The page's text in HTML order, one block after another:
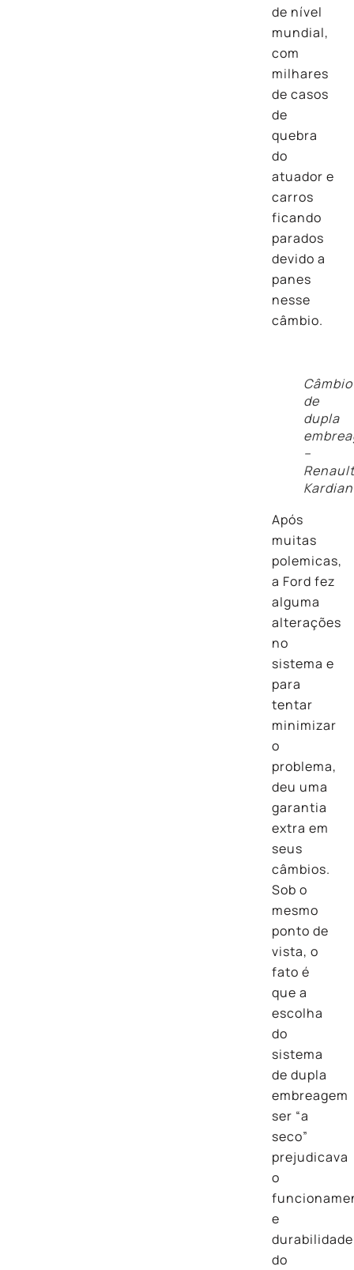
de nível
mundial,
com
milhares
de casos
de
quebra
do
atuador e
carros
ficando
parados
devido a
panes
nesse
câmbio.
Câmbio
de
dupla
–
Renault
Kardian
Após
muitas
polemicas,
a Ford fez
alguma
alterações
no
sistema e
para
tentar
minimizar
o
problema,
deu uma
garantia
extra em
seus
câmbios.
Sob o
mesmo
ponto de
vista, o
fato é
que a
escolha
do
sistema
de dupla
embreagem
ser “a
seco”
prejudicava
o
e
durabilidade
do